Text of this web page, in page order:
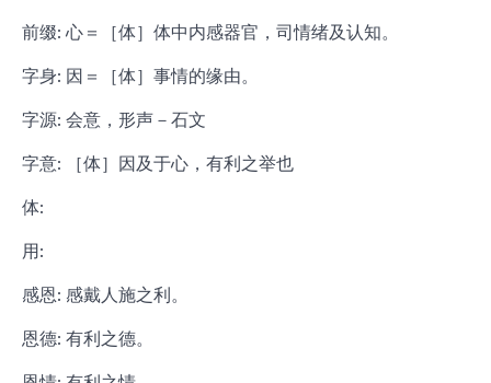
前缀: 心＝［体］体中内感器官，司情绪及认知。
字身: 因＝［体］事情的缘由。
字源: 会意，形声－石文
字意: ［体］因及于心，有利之举也
体:
用:
感恩: 感戴人施之利。
恩德: 有利之德。